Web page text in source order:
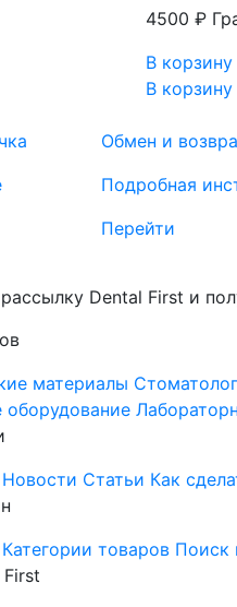
4500 ₽
В корзину
В корзину
Обмен и
Подробная
Перейти
Dental First и
материалы
оборудование
Новости Статьи Как
Категории товаров Поиск